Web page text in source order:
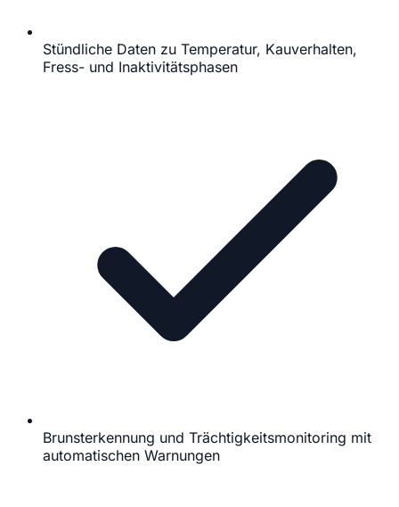
Stündliche Daten zu Temperatur, Kauverhalten,
Fress- und Inaktivitätsphasen
Brunsterkennung und Trächtigkeitsmonitoring mit
automatischen Warnungen